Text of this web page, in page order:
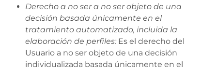
Derecho a no ser a no ser objeto de una
decisión basada únicamente en el
tratamiento automatizado, incluida la
elaboración de perfiles: Es el derecho del
Usuario a no ser objeto de una decisión
individualizada basada únicamente en el